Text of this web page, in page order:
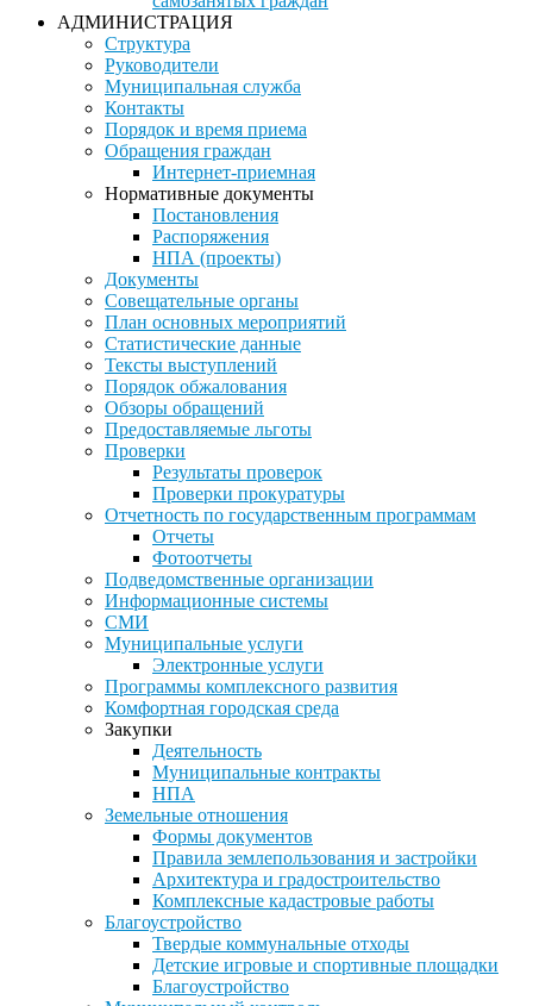
АДМИНИСТРАЦИЯ
Структура
Руководители
Муниципальная служба
Контакты
Порядок и время приема
Обращения граждан
Интернет-приемная
Нормативные документы
Постановления
Распоряжения
НПА (проекты)
Документы
Совещательные органы
План основных мероприятий
Статистические данные
Тексты выступлений
Порядок обжалования
Обзоры обращений
Предоставляемые льготы
Проверки
Результаты проверок
Проверки прокуратуры
Отчетность по государственным программам
Отчеты
Фотоотчеты
Подведомственные организации
Информационные системы
СМИ
Муниципальные услуги
Электронные услуги
Программы комплексного развития
Комфортная городская среда
Закупки
Деятельность
Муниципальные контракты
НПА
Земельные отношения
Формы документов
Правила землепользования и застройки
Архитектура и градостроительство
Комплексные кадастровые работы
Благоустройство
Твердые коммунальные отходы
Детские игровые и спортивные площадки
Благоустройство